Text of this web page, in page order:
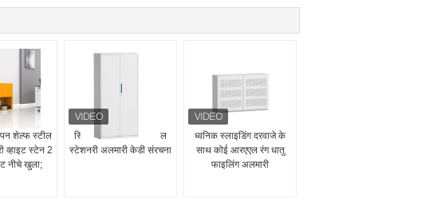
शेल्फ स्टील
व्हाइट स्टेन 2
नीचे खुला;
स्विंग डोर कोल्ड रोल्ड स्टील
स्टेशनरी अलमारी केडी संरचना
ध्वनिक स्लाइडिंग दरवाजे के
साथ कोई आरएएल रंग धातु
फाइलिंग अलमारी